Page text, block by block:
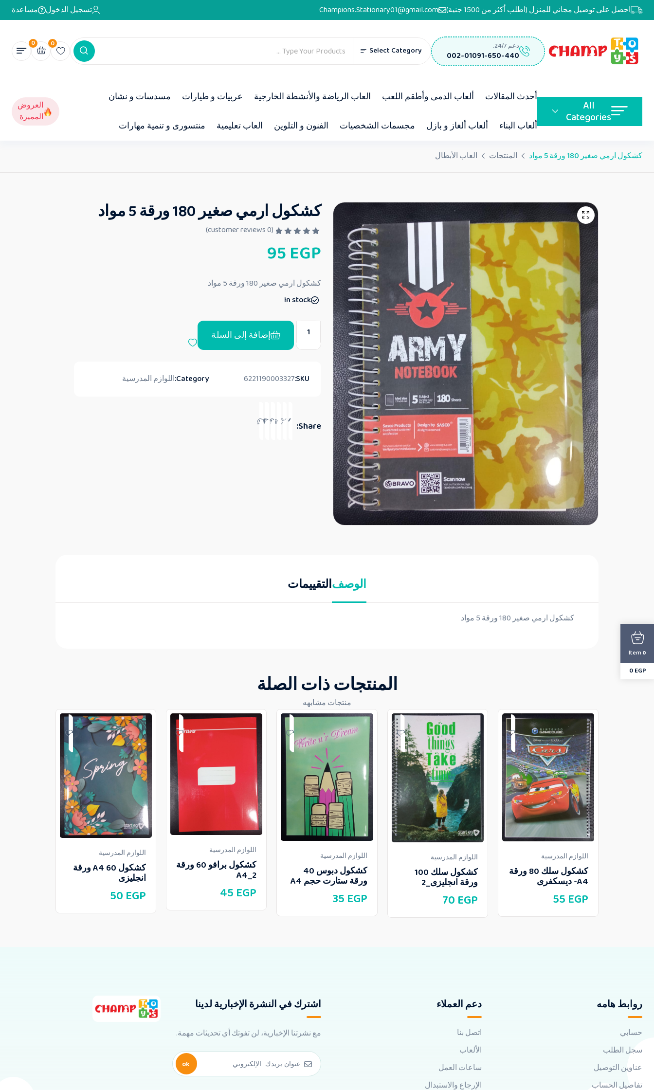
احصل على توصيل مجاني للمنزل (اطلب أكثر من 1500 جنية) Champions.Stationary01@gmail.com تسجيل الدخول مساعدة
دعم 24/7:
002-01091-650-440
Select Category
0
0
All
Categories
أحدث المقالات ألعاب الدمى وأطقم اللعب العاب الرياضة والأنشطة الخارجية عربيات و طيارات مسدسات و نشان
ألعاب البناء ألعاب ألغاز و بازل مجسمات الشخصيات الفنون و التلوين العاب تعليمية منتسورى و تنمية مهارات
العروض
المميزة
كشكول ارمي صغير 180 ورقة 5 مواد المنتجات العاب الأبطال
كشكول ارمي صغير 180 ورقة 5 مواد
م
ا
ي
م
ن
(
0
95EGP
كشكول ارمي صغير 180 ورقة 5 مواد
In stock
إضافة إلى السلة
SKU:
6221190003327
Category: اللوازم المدرسية
Share:
الوصفالتقييمات
كشكول ارمي صغير 180 ورقة 5 مواد
المنتجات ذات الصلة
منتجات مشابهه
اللوازم المدرسية
كشكول سلك 80 ورقة
A4- ديسكفرى
55 EGP
اللوازم المدرسية
كشكول سلك 100
ورقة انجليزى_2
70 EGP
اللوازم المدرسية
كشكول دبوس 40
ورقة ستارت حجم A4
35 EGP
اللوازم المدرسية
كشكول برافو 60 ورقة
A4_2
45 EGP
اللوازم المدرسية
كشكول A4 60 ورقة
انجليزى
50 EGP
روابط هامه
حسابي
سجل الطلب
عناوين التوصيل
تفاصيل الحساب
دعم العملاء
اتصل بنا
الألعاب
ساعات العمل
الإرجاع والاستبدال
اشترك في النشرة الإخبارية لدينا
مع نشرتنا الإخبارية، لن تفوتك أي تحديثات مهمة.
ok
0
Item
0EGP